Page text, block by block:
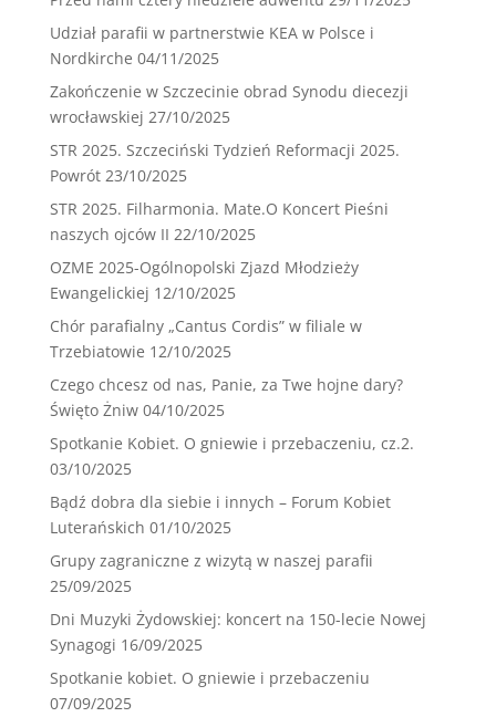
Udział parafii w partnerstwie KEA w Polsce i
Nordkirche 04/11/2025
Zakończenie w Szczecinie obrad Synodu diecezji
wrocławskiej 27/10/2025
STR 2025. Szczeciński Tydzień Reformacji 2025.
Powrót 23/10/2025
STR 2025. Filharmonia. Mate.O Koncert Pieśni
naszych ojców II 22/10/2025
OZME 2025-Ogólnopolski Zjazd Młodzieży
Ewangelickiej 12/10/2025
Chór parafialny „Cantus Cordis” w filiale w
Trzebiatowie 12/10/2025
Czego chcesz od nas, Panie, za Twe hojne dary?
Święto Żniw 04/10/2025
Spotkanie Kobiet. O gniewie i przebaczeniu, cz.2.
03/10/2025
Bądź dobra dla siebie i innych – Forum Kobiet
Luterańskich 01/10/2025
Grupy zagraniczne z wizytą w naszej parafii
25/09/2025
Dni Muzyki Żydowskiej: koncert na 150-lecie Nowej
Synagogi 16/09/2025
Spotkanie kobiet. O gniewie i przebaczeniu
07/09/2025